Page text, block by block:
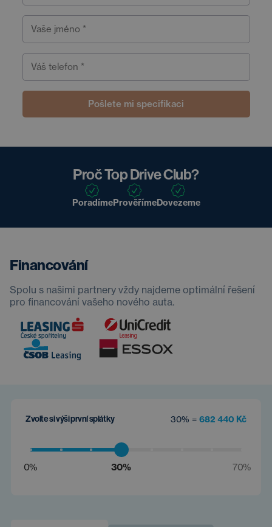
Vaše jméno *
Váš telefon *
Pošlete mi specifikaci
Proč Top Drive Club?
PoradímePrověřímeDovezeme
Financování
Spolu s našimi partnery vždy najdeme optimální řešení
pro financování vašeho nového auta.
Zvolte si výši první splátky 30% = 682 440 Kč
0% 30% 70%